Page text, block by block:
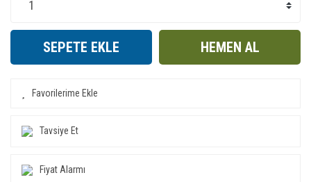
SEPETE EKLE HEMEN AL
Tavsiye Et
Fiyat Alarmı